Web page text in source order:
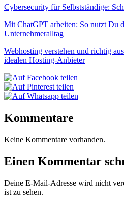
Cybersecurity für Selbstständige:
Mit ChatGPT arbeiten: So nutzt Du
Unternehmeralltag
Webhosting verstehen und richtig
idealen Hosting-Anbieter
Kommentare
Keine Kommentare vorhanden.
Einen Kommentar
Deine E-Mail-Adresse wird nicht
ist zu sehen.